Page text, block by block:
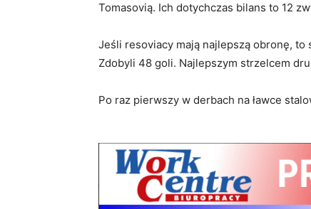
Tomasovią. Ich dotychczas bilans to 12
Jeśli resoviacy mają najlepszą obronę,
Zdobyli 48 goli. Najlepszym strzelcem
Po raz pierwszy w derbach na ławce